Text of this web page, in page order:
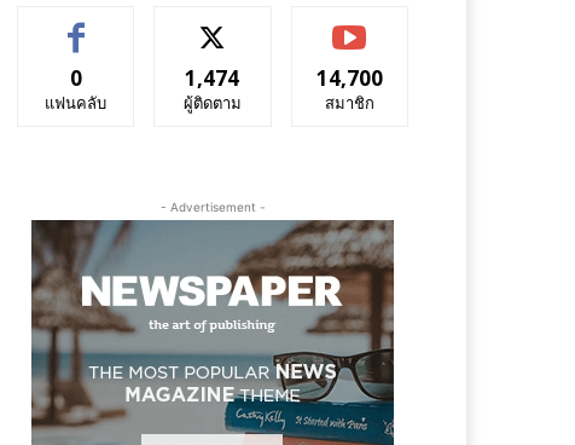
0
แฟนคลับ
1,474
ผู้ติดตาม
14,700
สมาชิก
- Advertisement -